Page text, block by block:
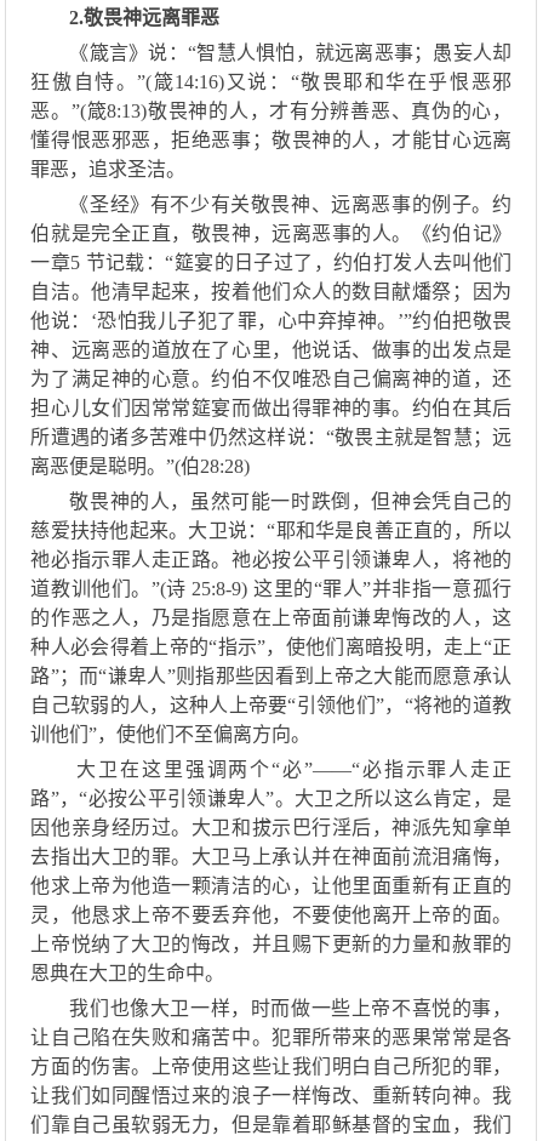
2.敬畏神远离罪恶
《箴言》说：“智慧人惧怕，就远离恶事； 愚妄人却
狂傲自恃。”(箴14:16)又说： “敬畏耶和华在乎恨恶邪
恶。 ”(箴8:13)敬畏神的人，才有分辨善恶、 真伪的心，
懂得恨恶邪恶 ，拒绝恶事 ；敬畏神的人，才能甘心远离
罪恶，追求圣洁。
《圣经》有不少有关敬畏神、远离恶事的例子。约
伯就是完全正直，敬畏神，远离恶事的人。
《约伯记》
一章5 节记载 ：“筵宴的日子过了， 约伯打发人去叫他们
自洁。他清早起来，按着他们众人的数目献燔祭 ；
因为
他说： ‘恐怕我儿子犯了罪，心中弃掉神。 ’”约伯把敬畏
神、 远离恶的道放在了心里， 他说话、 做事的出发点是
为了满足神的心意。约伯不仅唯恐自己偏离神的道，还
担心儿女们因常常筵宴而做出得罪神的事。约伯在其后
所遭遇的诸多苦难中仍然这样说： “敬畏主就是智慧 ； 远
离恶便是聪明。”(伯28:28)
敬畏神的人，虽然可能一时跌倒，但神会凭自己的
慈爱扶持他起来。大卫说：“耶和华是良善正直的，所以
祂必指示罪人走正路。 祂必按公平引领谦卑人，将祂的
道教训他们。 ”(诗 25:8-9) 这里的“罪人”并非指一意孤行
的作恶之人，乃是指愿意在上帝面前谦卑悔改的人，这
种人必会得着上帝的“指示”，使他们 离暗投明，走上“正
路”； 而“谦卑人”则指那些因看到上帝之大能而愿意承认
自己软弱的人，这种人上帝要“引领他们”，“将祂的道教
训他们”，使他们不至偏离方向。
大卫在这里强调两个“必”——“必指示罪人走正
路”，“必按公平引领谦卑人”。大卫 之所以这么肯定 ，是
因他亲身经历过。大卫和拔示巴行淫后，神派先知拿单
去指出大卫的罪。大卫马上承认并在神面前流泪痛悔，
他求上帝为他造一颗清洁的心，让他里面重新有正直的
灵， 他恳求上帝不要丢弃他，不要使他离开上帝的面。
上帝悦纳了大卫的悔改，并且赐下更新的力量和赦罪的
恩典在大卫的生命中。
我们也像大卫一样，
时而做一些上帝不喜悦的事，
让自己陷在失败和痛苦中。犯罪所带来的恶果常常是各
方面的伤害。上帝使用这些让我们明白自己所犯的罪，
让我们如同醒悟过来的浪子一样悔改、重新转向神。我
们 靠自己虽软弱无力，但是靠着耶稣基督的宝血，我们